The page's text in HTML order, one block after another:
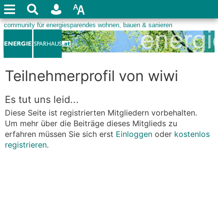
Teilnehmerprofil von wiwi
Es tut uns leid...
Diese Seite ist registrierten Mitgliedern vorbehalten.
Um mehr über die Beiträge dieses Mitglieds zu
erfahren müssen Sie sich erst Einloggen oder kostenlos
registrieren.